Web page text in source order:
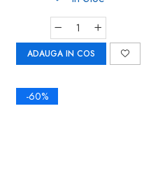
ADAUGA IN COS
-60%